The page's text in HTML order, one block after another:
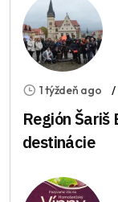
1 týždeň ago
Región
destinácie